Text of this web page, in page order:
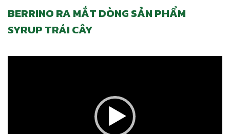
BERRINO RA MẮT DÒNG SẢN PHẨM
SYRUP TRÁI CÂY